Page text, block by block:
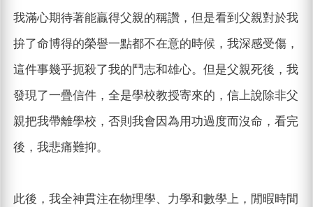
我滿心期待著能贏得父親的稱讚，但是看到父親對於我
拚了命博得的榮譽一點都不在意的時候，我深感受傷，
這件事幾乎扼殺了我的鬥志和雄心。但是父親死後，我
發現了一疊信件，全是學校教授寄來的，信上說除非父
親把我帶離學校，否則我會因為用功過度而沒命，看完
後，我悲痛難抑。
此後，我全神貫注在物理學、力學和數學上，閒暇時間